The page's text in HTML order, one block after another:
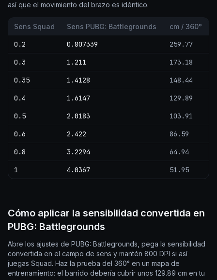
así que el movimiento del brazo es idéntico.
Sens Squad Sens PUBG: Battlegrounds cm / 360°
0.2 0.807339 259.77
0.3 1.211 173.18
0.35 1.4128 148.44
0.4 1.6147 129.89
0.5 2.0183 103.91
0.6 2.422 86.59
0.8 3.2294 64.94
1 4.0367 51.95
Cómo aplicar la sensibilidad convertida en
PUBG: Battlegrounds
Abre los ajustes de PUBG: Battlegrounds, pega la sensibilidad
convertida en el campo de sens y mantén 800 DPI si así
juegas Squad. Haz la prueba del 360° en un mapa de
entrenamiento: el barrido debería cubrir unos 129.89 cm en tu